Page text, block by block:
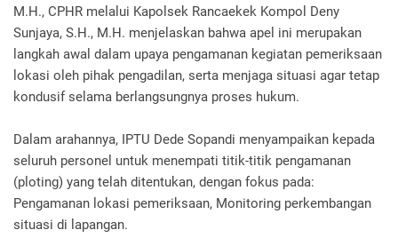
M.H., CPHR melalui Kapolsek Rancaekek Kompol Deny
Sunjaya, S.H., M.H. menjelaskan bahwa apel ini merupakan
langkah awal dalam upaya pengamanan kegiatan pemeriksaan
lokasi oleh pihak pengadilan, serta menjaga situasi agar tetap
kondusif selama berlangsungnya proses hukum.
Dalam arahannya, IPTU Dede Sopandi menyampaikan kepada
seluruh personel untuk menempati titik-titik pengamanan
(ploting) yang telah ditentukan, dengan fokus pada:
Pengamanan lokasi pemeriksaan, Monitoring perkembangan
situasi di lapangan.